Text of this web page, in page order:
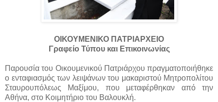
ΟΙΚΟΥΜΕΝΙΚΟ ΠΑΤΡΙΑΡΧΕΙΟ
Γραφείο Τύπου και Επικοινωνίας
Παρουσία του Οικουμενικού Πατριάρχου πραγματοποιήθηκε
ο ενταφιασμός των λειψάνων του μακαριστού Μητροπολίτου
Σταυρουπόλεως Μαξίμου, που μεταφέρθηκαν από την
Αθήνα, στο Κοιμητήριο του Βαλουκλή.